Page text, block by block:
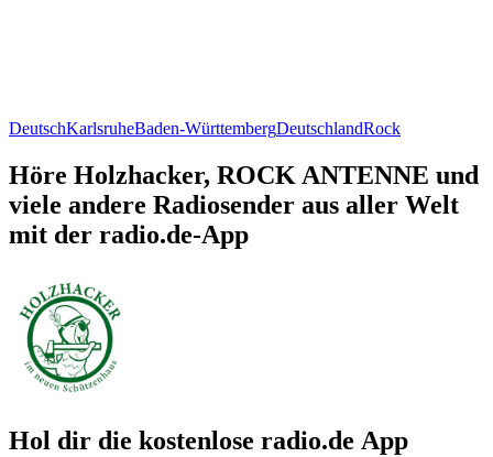
DeutschKarlsruheBaden-WürttembergDeutschlandRock
Höre Holzhacker, ROCK ANTENNE und
viele andere Radiosender aus aller Welt
mit der radio.de-App
Hol dir die kostenlose radio.de App